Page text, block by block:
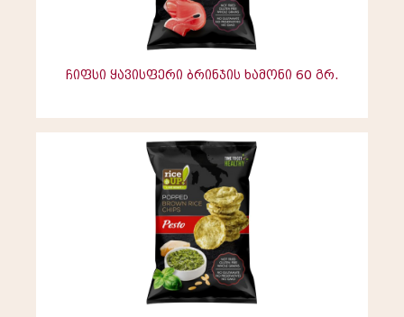
ჩიფსი ყავისფერი ბრინჯის ხამონი 60 გრ.